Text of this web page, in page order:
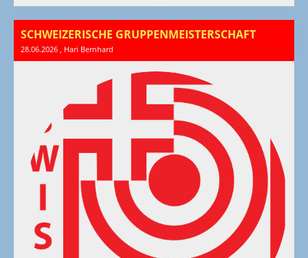
SCHWEIZERISCHE GRUPPENMEISTERSCHAFT
28.06.2026 , Hari Bernhard